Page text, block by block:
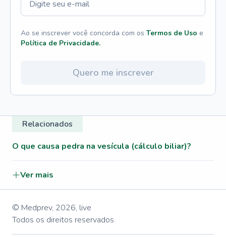
Ao se inscrever você concorda com os Termos de Uso e
Política de Privacidade.
Quero me inscrever
Relacionados
O que causa pedra na vesícula (cálculo biliar)?
Ver mais
© Medprev, 2026, live
Todos os direitos reservados